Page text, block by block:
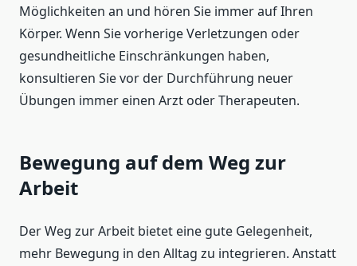
Möglichkeiten an und hören Sie immer auf Ihren
Körper. Wenn Sie vorherige Verletzungen oder
gesundheitliche Einschränkungen haben,
konsultieren Sie vor der Durchführung neuer
Übungen immer einen Arzt oder Therapeuten.
Bewegung auf dem Weg zur
Arbeit
Der Weg zur Arbeit bietet eine gute Gelegenheit,
mehr Bewegung in den Alltag zu integrieren. Anstatt